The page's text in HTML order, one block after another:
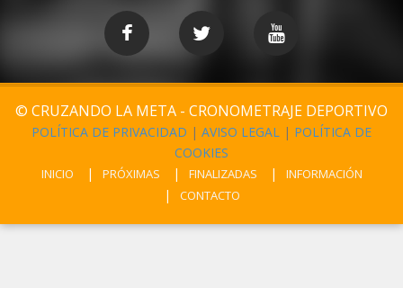
© CRUZANDO LA META - CRONOMETRAJE DEPORTIVO
POLÍTICA DE PRIVACIDAD | AVISO LEGAL | POLÍTICA DE
COOKIES
INICIO PRÓXIMAS FINALIZADAS
INFORMACIÓN
CONTACTO